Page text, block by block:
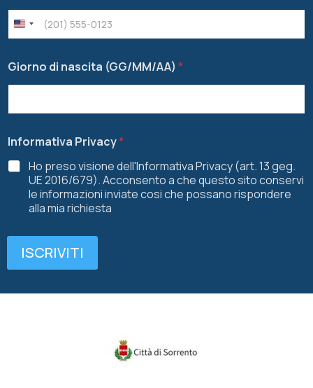
Giorno di nascita (GG/MM/AA) *
Informativa Privacy*
Ho preso visione dell'Informativa Privacy (art. 13 geg.
UE 2016/679). Acconsento a che questo sito conservi
le informazioni inviate cosi che possano rispondere
alla mia richiesta
ISCRIVITI